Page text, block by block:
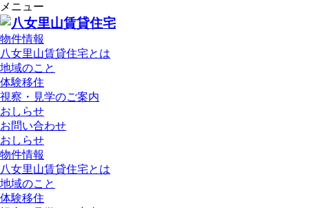
メニュー
物件情報
八女里山賃貸住宅とは
地域のこと
体験移住
視察・見学のご案内
おしらせ
お問い合わせ
おしらせ
物件情報
八女里山賃貸住宅とは
地域のこと
体験移住